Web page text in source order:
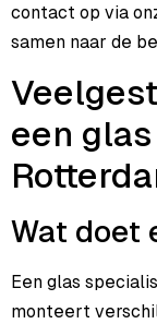
contact op via
samen naar de
een
Wat doet
Een glas
monteert